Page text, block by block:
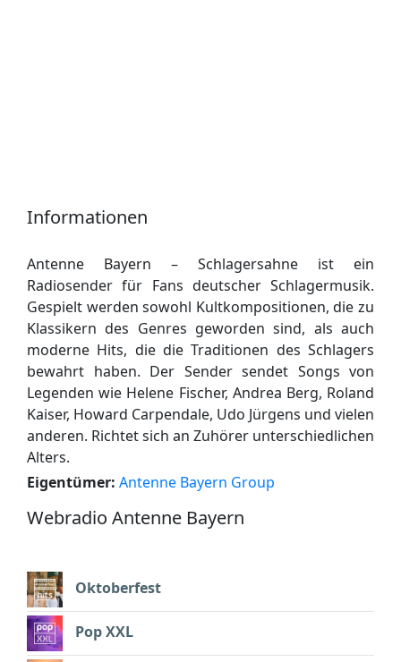
Informationen
Antenne Bayern – Schlagersahne ist ein
Radiosender für Fans deutscher Schlagermusik.
Gespielt werden sowohl Kultkompositionen, die zu
Klassikern des Genres geworden sind, als auch
moderne Hits, die die Traditionen des Schlagers
bewahrt haben. Der Sender sendet Songs von
Legenden wie Helene Fischer, Andrea Berg, Roland
Kaiser, Howard Carpendale, Udo Jürgens und vielen
anderen. Richtet sich an Zuhörer unterschiedlichen
Alters.
Eigentümer: Antenne Bayern Group
Webradio Antenne Bayern
Oktoberfest
Pop XXL